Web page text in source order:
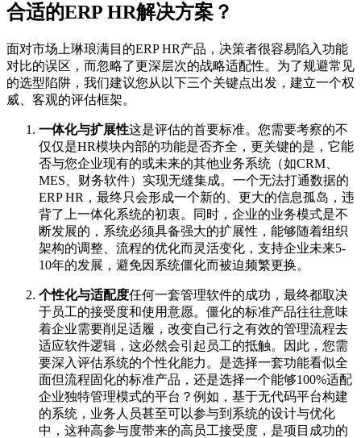
合适的ERP HR解决方案？
面对市场上琳琅满目的ERP HR产品，决策者很容易陷入功能
对比的误区，而忽略了更深层次的战略适配性。为了规避常见
的选型陷阱，我们建议您从以下三个关键点出发，建立一个权
威、客观的评估框架。
一体化与扩展性这是评估的首要标准。您需要考察的不
仅仅是HR模块内部的功能是否齐全，更关键的是，它能
否与您企业现有的或未来的其他业务系统（如CRM、
MES、财务软件）实现无缝集成。一个无法打通数据的
ERP HR，最终只会形成一个新的、更大的信息孤岛，违
背了上一体化系统的初衷。同时，企业的业务模式是不
断发展的，系统必须具备强大的扩展性，能够随着组织
架构的调整、流程的优化而灵活变化，支持企业未来5-
10年的发展，避免因系统僵化而被迫频繁更换。
个性化与适配度任何一套管理软件的成功，最终都取决
于员工的接受度和使用意愿。僵化的标准产品往往意味
着企业需要削足适履，改变自己行之有效的管理流程去
适应软件逻辑，这必然会引起员工的抵触。因此，您需
要深入评估系统的个性化能力。是选择一套功能看似全
面但流程固化的标准产品，还是选择一个能够100%适配
企业独特管理模式的平台？例如，基于无代码平台构建
的系统，业务人员甚至可以参与到系统的设计与优化
中，这种高参与度带来的高员工接受度，是项目成功的